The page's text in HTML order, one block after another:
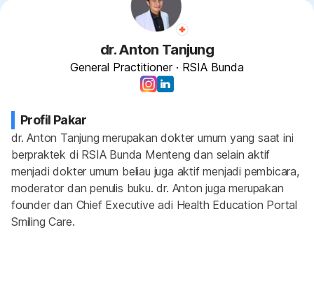
dr. Anton Tanjung
General Practitioner · RSIA Bunda
Profil Pakar
dr. Anton Tanjung merupakan dokter umum yang saat ini
berpraktek di RSIA Bunda Menteng dan selain aktif
menjadi dokter umum beliau juga aktif menjadi pembicara,
moderator dan penulis buku. dr. Anton juga merupakan
founder dan Chief Executive adi Health Education Portal
Smiling Care.